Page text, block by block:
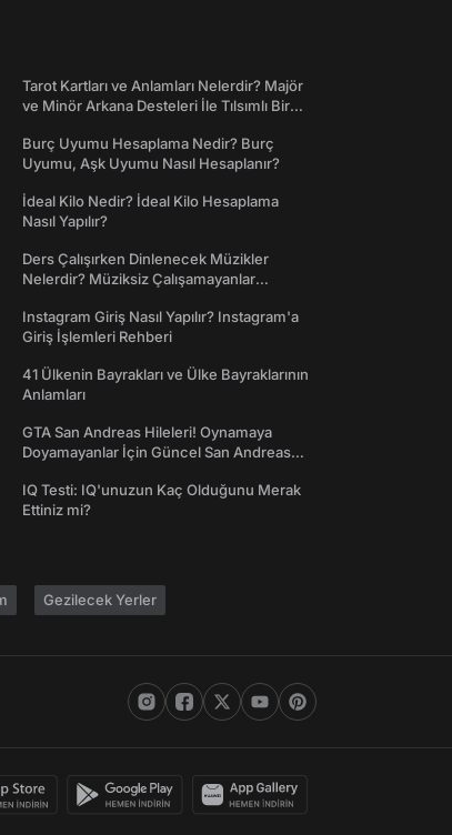
Tarot Kartları ve Anlamları Nelerdir? Majör
ve Minör Arkana Desteleri İle Tılsımlı Bir
Burç Uyumu Hesaplama Nedir? Burç
Uyumu, Aşk Uyumu Nasıl Hesaplanır?
İdeal Kilo Nedir? İdeal Kilo Hesaplama
Nasıl Yapılır?
Ders Çalışırken Dinlenecek Müzikler
Nelerdir? Müziksiz Çalışamayanlar
Instagram Giriş Nasıl Yapılır? Instagram'a
Giriş İşlemleri Rehberi
41 Ülkenin Bayrakları ve Ülke Bayraklarının
Anlamları
GTA San Andreas Hileleri! Oynamaya
Doyamayanlar İçin Güncel San Andreas
IQ Testi: IQ'unuzun Kaç Olduğunu Merak
Ettiniz mi?
Gezilecek Yerler